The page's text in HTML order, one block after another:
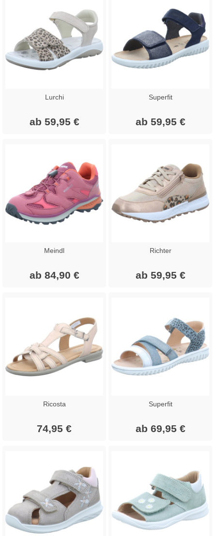
Lurchi
ab 59,95 €
Superfit
ab 59,95 €
Meindl
ab 84,90 €
Richter
ab 59,95 €
Ricosta
74,95 €
Superfit
ab 69,95 €